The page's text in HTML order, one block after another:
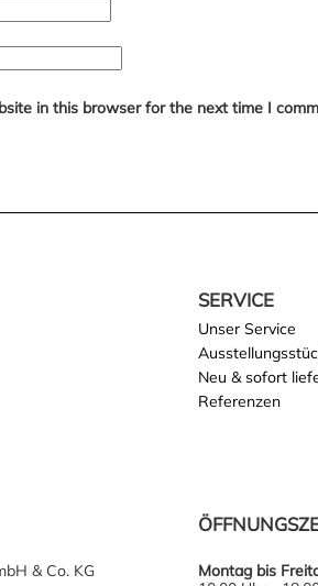
in this browser for the next time I
SERVICE
Unser Service
Neu & sofort
Referenzen
& Co. KG
Montag bis